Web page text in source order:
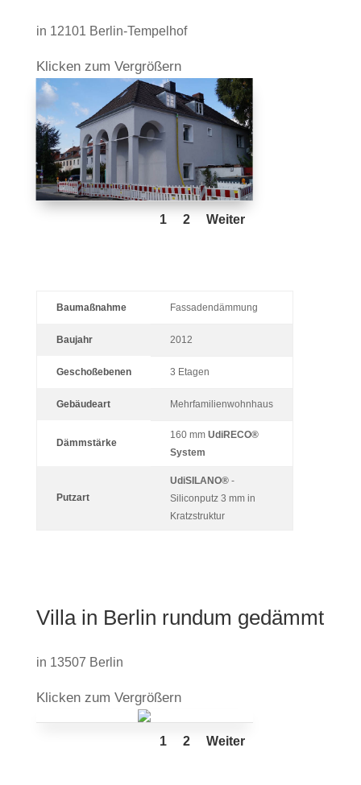
in 12101 Berlin-Tempelhof
Kli­cken zum Vergrößern
1 2 Weiter
Baumaßnahme Fassadendämmung
Baujahr 2012
Geschoßebenen 3 Etagen
Gebäudeart Mehrfamilienwohnhaus
Dämmstärke
160 mm UdiRECO®
System
Putzart
UdiSILANO®-
Siliconputz 3 mm in
Kratzstruktur
Villa in Berlin rundum gedämmt
in 13507 Berlin
Kli­cken zum Vergrößern
1 2 Weiter